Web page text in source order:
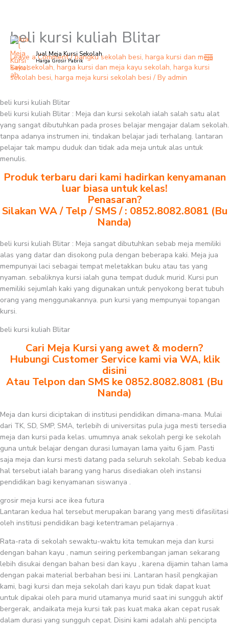
Skip
content
Jual Meja Kursi Sekolah
Harga Grosir Pabrik
beli kursi kuliah Blitar
Leave a Comment /bangku sekolah besi, harga kursi dan meja
kayu sekolah, harga kursi dan meja kayu sekolah, harga kursi
sekolah besi, harga meja kursi sekolah besi / By admin
beli kursi kuliah Blitar
beli kursi kuliah Blitar : Meja dan kursi sekolah ialah salah satu alat
yang sangat dibutuhkan pada proses belajar mengajar dalam sekolah.
tanpa adanya instrumen ini, tindakan belajar jadi terhalang. lantaran
pelajar tak mampu duduk dan tidak ada meja untuk alas untuk
menulis.
Produk terbaru dari kami hadirkan kenyamanan
luar biasa untuk kelas!
Penasaran?
Silakan WA / Telp / SMS / : 0852.8082.8081 (Bu
Nanda)
beli kursi kuliah Blitar : Meja sangat dibutuhkan sebab meja memiliki
alas yang datar dan disokong pula dengan beberapa kaki. Meja jua
mempunyai laci sebagai tempat meletakkan buku atau tas yang
nyaman. sebaliknya kursi ialah guna tempat duduk murid. Kursi pun
memiliki sejumlah kaki yang digunakan untuk penyokong berat tubuh
orang yang menggunakannya. pun kursi yang mempunyai topangan
kursi.
beli kursi kuliah Blitar
Cari Meja Kursi yang awet & modern?
Hubungi Customer Service kami via WA, klik
disini
Atau Telpon dan SMS ke 0852.8082.8081 (Bu
Nanda)
Meja dan kursi diciptakan di institusi pendidikan dimana-mana. Mulai
dari TK, SD, SMP, SMA, terlebih di universitas pula juga mesti tersedia
meja dan kursi pada kelas. umumnya anak sekolah pergi ke sekolah
guna untuk belajar dengan durasi lumayan lama yaitu 6 jam. Pasti
saja meja dan kursi mesti datang pada seluruh sekolah. Sebab kedua
hal tersebut ialah barang yang harus disediakan oleh instansi
pendidikan bagi kenyamanan siswanya .
grosir meja kursi ace ikea futura
Lantaran kedua hal tersebut merupakan barang yang mesti difasilitasi
oleh institusi pendidikan bagi ketentraman pelajarnya .
Rata-rata di sekolah sewaktu-waktu kita temukan meja dan kursi
dengan bahan kayu , namun seiring perkembangan jaman sekarang
lebih disukai dengan bahan besi dan kayu , karena dijamin tahan lama
dengan pakai material berbahan besi ini. Lantaran hasil pengkajian
kami, bagi kursi dan meja sekolah dari kayu pun tidak dapat kuat
untuk dipakai oleh para murid utamanya murid saat ini sungguh aktif
bergerak, andaikata meja kursi tak pas kuat maka akan cepat rusak
dalam durasi yang sungguh cepat. Disini kami adalah ahli pencipta